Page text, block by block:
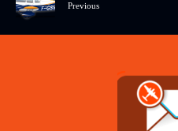
Previous